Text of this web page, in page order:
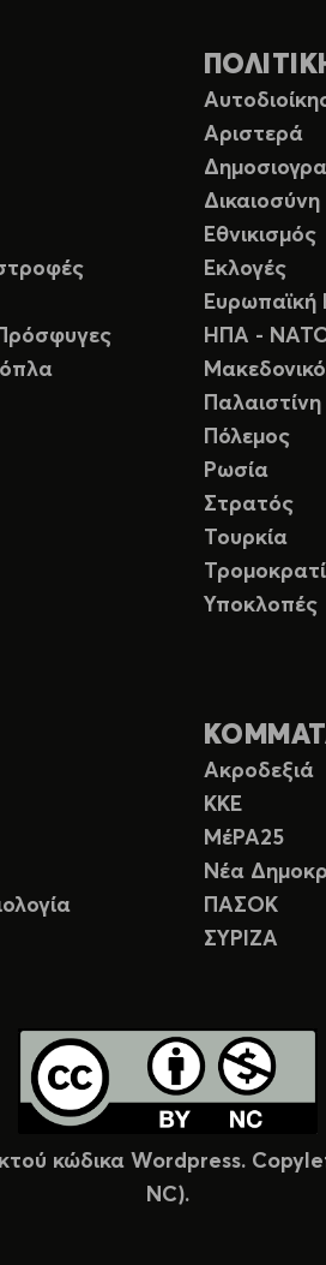
Αριστερά
Δικαιοσύνη
Εθνικισμός
Εκλογές
Ευρωπαϊκή
ΗΠΑ -
Μακεδονικό
Παλαιστίνη
Πόλεμος
Ρωσία
Στρατός
Τουρκία
Υποκλοπές
Ακροδεξιά
ΚΚΕ
ΜέΡΑ25
Νέα
ΠΑΣΟΚ
ΣΥΡΙΖΑ
κώδικα Wordpress.
NC).